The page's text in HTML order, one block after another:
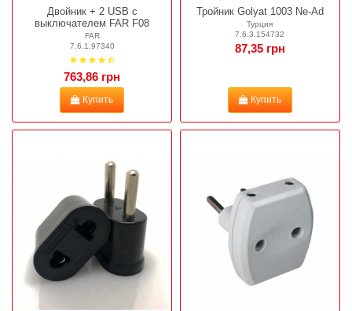
Двойник + 2 USB с
выключателем FAR F08
FAR
7.6.1.97340
763,86 грн
Купить
Тройник Golyat 1003 Ne-Ad
Турция
7.6.3.154732
87,35 грн
Купить